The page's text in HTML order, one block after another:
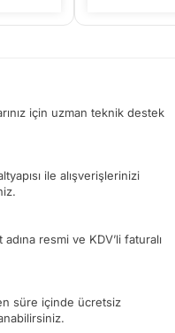
için uzman teknik destek
ile alışverişlerinizi
resmi ve KDV’li faturalı
süre içinde ücretsiz